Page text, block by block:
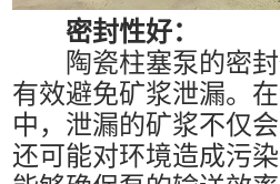
密封性好：
陶瓷柱塞泵的密封
有效避免矿浆泄漏。
中，泄漏的矿浆不仅
还可能对环境造成污